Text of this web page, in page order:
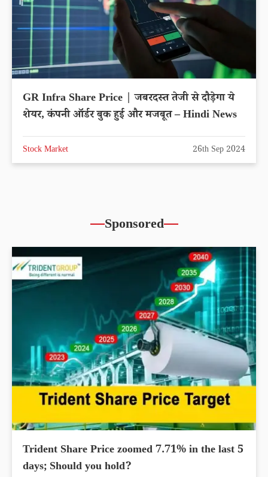
GR Infra Share Price | जबरदस्त तेजी से दौड़ेगा ये
शेयर, कंपनी ऑर्डर बुक हुई और मजबूत – Hindi News
Stock Market 26th Sep 2024
Sponsored
Trident Share Price zoomed 7.71% in the last 5
days; Should you hold?